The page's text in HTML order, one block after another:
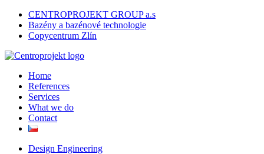
CENTROPROJEKT GROUP a.s
Bazény a bazénové technologie
Copycentrum Zlín
Home
References
Services
What we do
Contact
Design Engineering